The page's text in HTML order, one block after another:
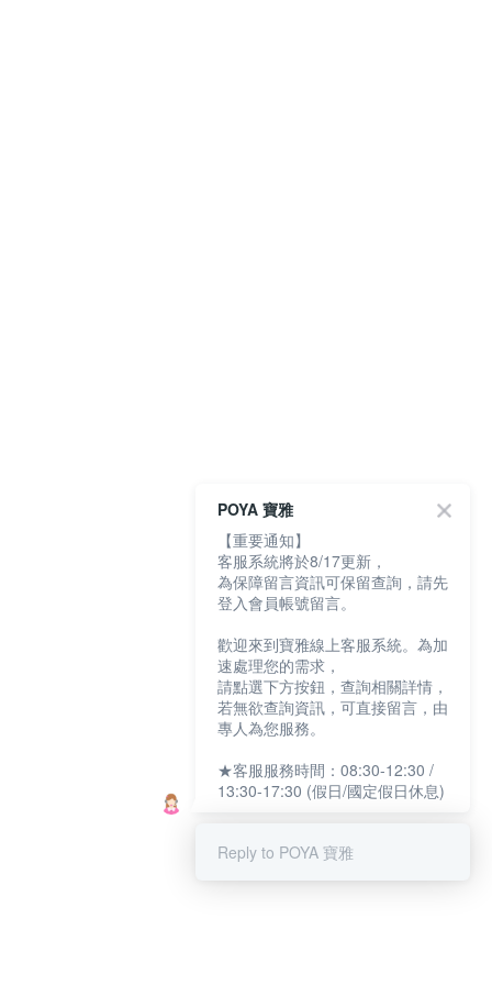
POYA 寶雅
【重要通知】
客服系統將於8/17更新，
為保障留言資訊可保留查詢，請先
登入會員帳號留言。
歡迎來到寶雅線上客服系統。為加
速處理您的需求，
請點選下方按鈕，查詢相關詳情，
若無欲查詢資訊，可直接留言，由
專人為您服務。
★客服服務時間：08:30-12:30 /
13:30-17:30 (假日/國定假日休息)
Reply to POYA 寶雅